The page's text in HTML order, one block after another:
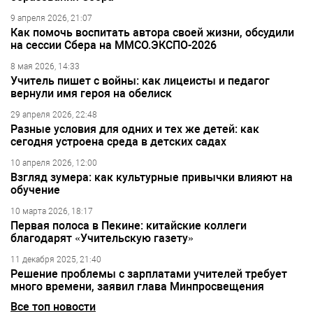
9 апреля 2026, 21:07
Как помочь воспитать автора своей жизни, обсудили
на сессии Сбера на ММСО.ЭКСПО-2026
8 мая 2026, 14:33
Учитель пишет с войны: как лицеисты и педагог
вернули имя героя на обелиск
29 апреля 2026, 22:48
Разные условия для одних и тех же детей: как
сегодня устроена среда в детских садах
10 апреля 2026, 12:00
Взгляд зумера: как культурные привычки влияют на
обучение
10 марта 2026, 18:17
Первая полоса в Пекине: китайские коллеги
благодарят «Учительскую газету»
11 декабря 2025, 21:40
Решение проблемы с зарплатами учителей требует
много времени, заявил глава Минпросвещения
Все топ новости